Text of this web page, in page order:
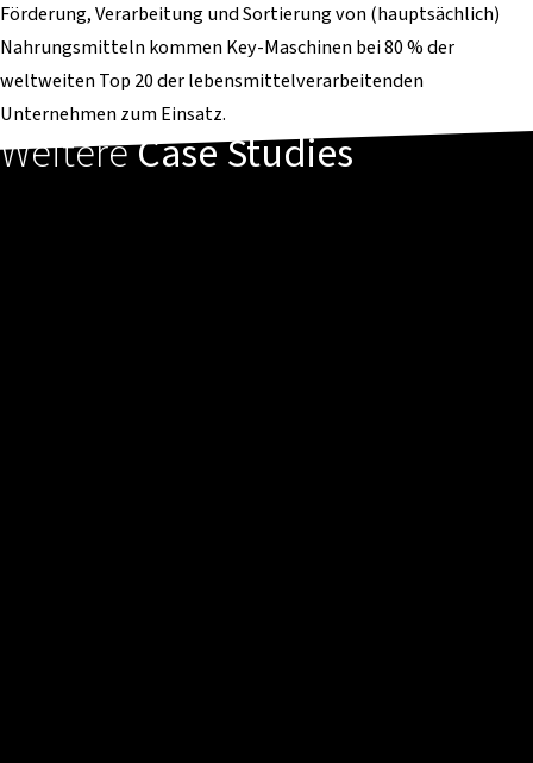
Förderung, Verarbeitung und Sortierung von (hauptsächlich)
Nahrungsmitteln kommen Key-Maschinen bei 80 % der
weltweiten Top 20 der lebensmittelverarbeitenden
Unternehmen zum Einsatz.
WeitereCase Studies